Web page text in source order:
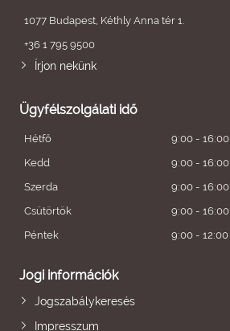
1077 Budapest, Kéthly Anna tér 1.
+36 1 795 9500
Írjon nekünk
Ügyfélszolgálati idő
Hétfő
9:00 - 16:00
Kedd
9:00 - 16:00
Szerda
9:00 - 16:00
Csütörtök
9:00 - 16:00
Péntek
9:00 - 12:00
Jogi információk
Jogszabálykeresés
Impresszum